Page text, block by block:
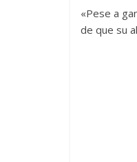
«Pese a
de que su